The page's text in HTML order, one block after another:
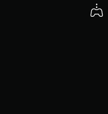
則
評